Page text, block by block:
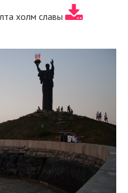
холм славы